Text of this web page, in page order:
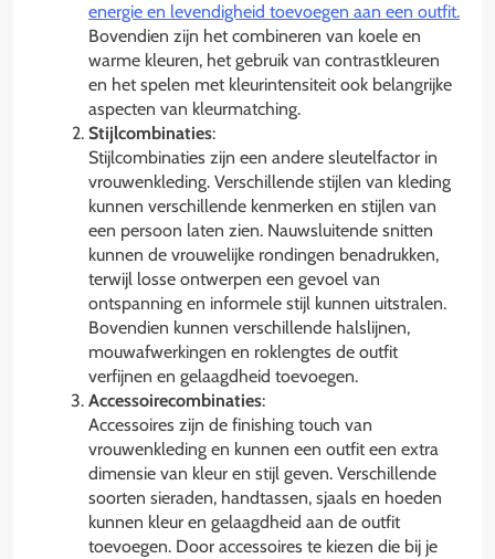
energie en levendigheid toevoegen aan een outfit.
Bovendien zijn het combineren van koele en
warme kleuren, het gebruik van contrastkleuren
en het spelen met kleurintensiteit ook belangrijke
aspecten van kleurmatching.
Stijlcombinaties:
Stijlcombinaties zijn een andere sleutelfactor in
vrouwenkleding. Verschillende stijlen van kleding
kunnen verschillende kenmerken en stijlen van
een persoon laten zien. Nauwsluitende snitten
kunnen de vrouwelijke rondingen benadrukken,
terwijl losse ontwerpen een gevoel van
ontspanning en informele stijl kunnen uitstralen.
Bovendien kunnen verschillende halslijnen,
mouwafwerkingen en roklengtes de outfit
verfijnen en gelaagdheid toevoegen.
Accessoirecombinaties:
Accessoires zijn de finishing touch van
vrouwenkleding en kunnen een outfit een extra
dimensie van kleur en stijl geven. Verschillende
soorten sieraden, handtassen, sjaals en hoeden
kunnen kleur en gelaagdheid aan de outfit
toevoegen. Door accessoires te kiezen die bij je